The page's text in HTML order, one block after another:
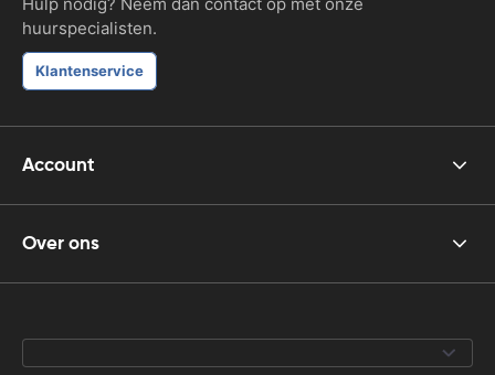
huurspecialisten.
Klantenservice
Account
Over ons